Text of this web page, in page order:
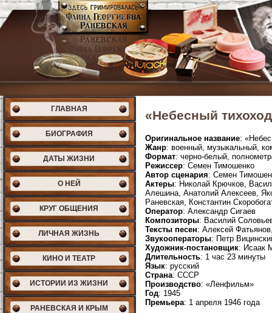
ГЛАВНАЯ
БИОГРАФИЯ
ДАТЫ ЖИЗНИ
О НЕЙ
КРУГ ОБЩЕНИЯ
ЛИЧНАЯ ЖИЗНЬ
КИНО И ТЕАТР
ИСТОРИИ ИЗ ЖИЗНИ
РАНЕВСКАЯ И КРЫМ
«Небесный
Оригинальное название:
Жанр: военный, музыкальный,
Формат: черно-белый,
Режиссер: Семен Тимошенко
Автор сценария: Семен
Актеры: Николай Крючков,
Алешина, Анатолий Алексеев,
Раневская, Константин
Оператор: Александр Сигаев
Композиторы: Василий
Тексты песен: Алексей
Звукооператоры: Петр
Художник-постановщик: Исаак
Длительность: 1 час 23 минуты
Язык: русский
Страна: СССР
Производство: «Ленфильм»
Год: 1945
Премьера: 1 апреля 1946 года